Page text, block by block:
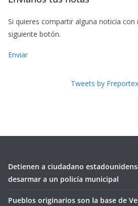
Si quieres compartir alguna noticia
siguiente botón.
Enviar
Tweets by
Detienen a ciudadano
desarmar a un policía municipal
Pueblos originarios son la base de